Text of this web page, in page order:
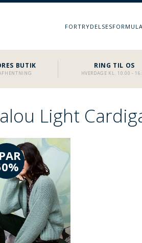
BUTIK RING TIL OS
HVERDAGE KL. 10.00 -
Light